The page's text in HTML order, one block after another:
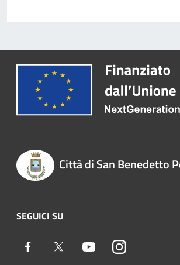
Città di San Benedetto
SEGUICI SU
Facebook Twitter YoutubeInstagram